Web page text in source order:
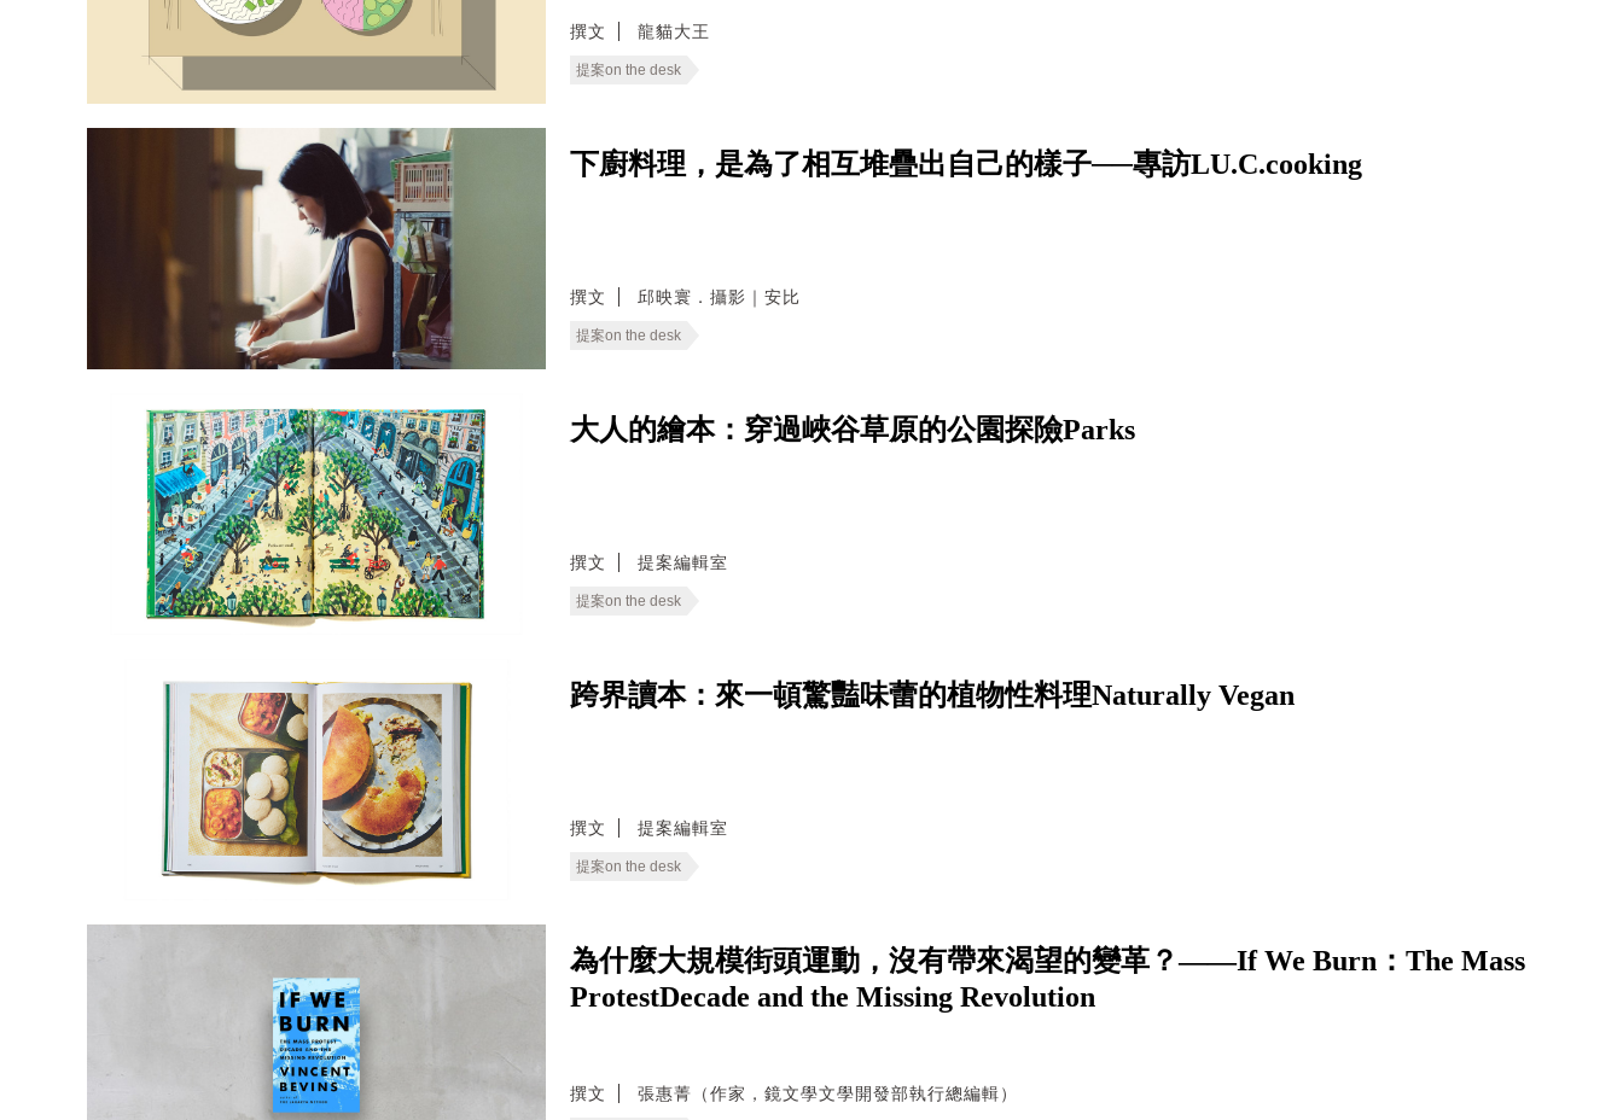
撰文 龍貓大王
提案on the desk
下廚料理，是為了相互堆疊出自己的樣子──專訪LU.C.cooking
撰文 邱映寰．攝影｜安比
提案on the desk
大人的繪本：穿過峽谷草原的公園探險Parks
撰文 提案編輯室
提案on the desk
跨界讀本：來一頓驚豔味蕾的植物性料理Naturally Vegan
撰文 提案編輯室
提案on the desk
為什麼大規模街頭運動，沒有帶來渴望的變革？——If We Burn：The Mass
ProtestDecade and the Missing Revolution
撰文 張惠菁（作家，鏡文學文學開發部執行總編輯）